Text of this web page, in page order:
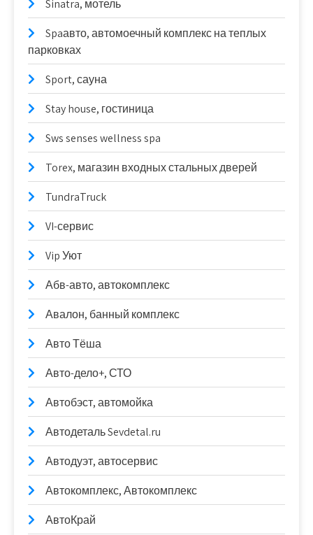
Sinatra, мотель
Spaавто, автомоечный комплекс на теплых
парковках
Sport, сауна
Stay house, гостиница
Sws senses wellness spa
Torex, магазин входных стальных дверей
TundraTruck
VI-сервис
Vip Уют
Абв-авто, автокомплекс
Авалон, банный комплекс
Авто Тёша
Авто-дело+, СТО
Автобэст, автомойка
Автодеталь Sevdetal.ru
Автодуэт, автосервис
Автокомплекс, Автокомплекс
АвтоКрай